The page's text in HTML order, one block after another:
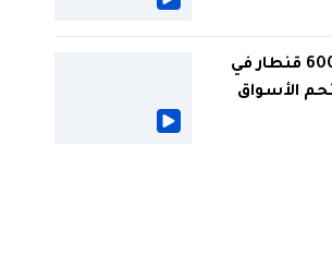
الوادي: بمردودية فاقت 600 قنطار في
الأسواق